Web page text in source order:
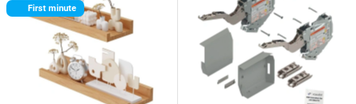
First minute